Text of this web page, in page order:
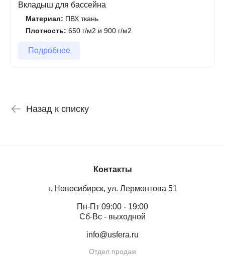
Вкладыш для бассейна
Материал: ПВХ ткань
Плотность: 650 г/м2 и 900 г/м2
Подробнее
Назад к списку
Контакты
г. Новосибирск, ул. Лермонтова 51
Пн-Пт 09:00 - 19:00
Сб-Вс - выходной
info@usfera.ru
Отдел продаж